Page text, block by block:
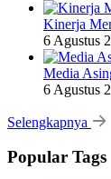
Kinerja
6 Agustus
Media
6 Agustus
Selengkapnya
Popular Tags